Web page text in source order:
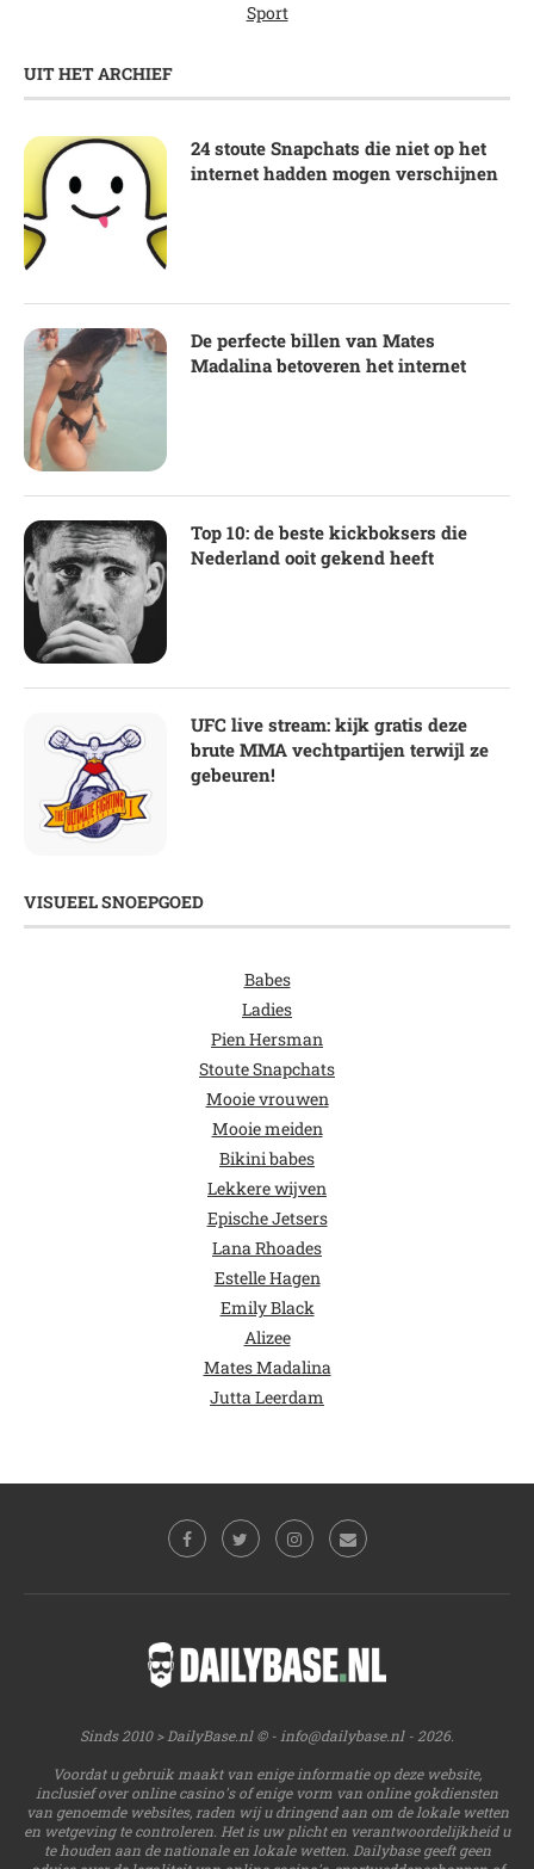
Sport
UIT HET ARCHIEF
24 stoute Snapchats die niet op het
internet hadden mogen verschijnen
De perfecte billen van Mates
Madalina betoveren het internet
Top 10: de beste kickboksers die
Nederland ooit gekend heeft
UFC live stream: kijk gratis deze
brute MMA vechtpartijen terwijl ze
gebeuren!
VISUEEL SNOEPGOED
Babes
Ladies
Pien Hersman
Stoute Snapchats
Mooie vrouwen
Mooie meiden
Bikini babes
Lekkere wijven
Epische Jetsers
Lana Rhoades
Estelle Hagen
Emily Black
Alizee
Mates Madalina
Jutta Leerdam
Sinds 2010 > DailyBase.nl © - info@dailybase.nl- 2026.
Voordat u gebruik maakt van enige informatie op deze website,
inclusief over online casino's of enige vorm van online gokdiensten
van genoemde websites, raden wij u dringend aan om de lokale wetten
en wetgeving te controleren. Het is uw plicht en verantwoordelijkheid u
te houden aan de nationale en lokale wetten. Dailybase geeft geen